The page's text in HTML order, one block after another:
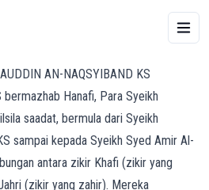
AN-NAQSYIBAND KS
Hanafi, Para Syeikh
saadat, bermula dari Syeikh
sampai kepada Syeikh Syed Amir Al-
antara zikir Khafi (zikir yang
(zikir yang zahir). Mereka